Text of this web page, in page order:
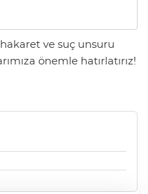
ve suç unsuru
önemle hatırlatırız!